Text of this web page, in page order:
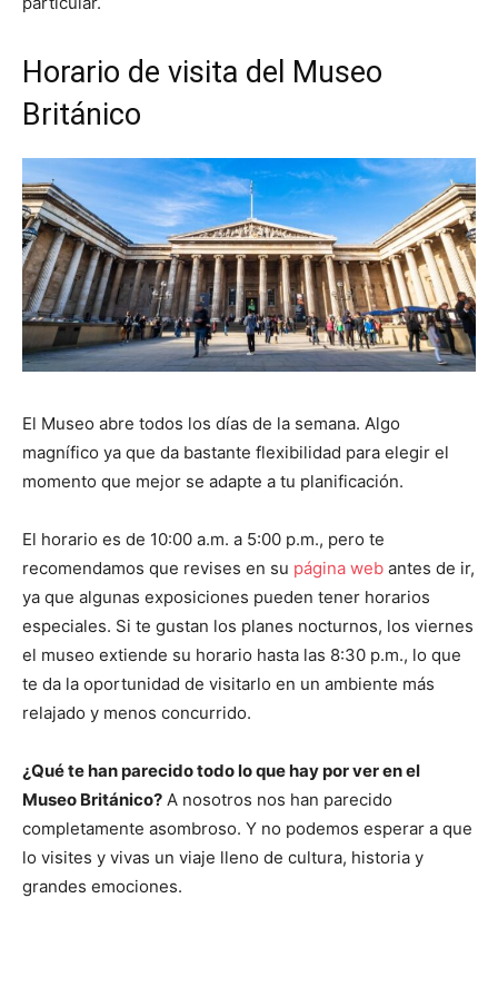
Horario de visita del Museo
Británico
El Museo abre todos los días de la semana. Algo
magnífico ya que da bastante flexibilidad para elegir el
momento que mejor se adapte a tu planificación.
El horario es de 10:00 a.m. a 5:00 p.m., pero te
recomendamos que revises en su página web antes de ir,
ya que algunas exposiciones pueden tener horarios
especiales. Si te gustan los planes nocturnos, los viernes
el museo extiende su horario hasta las 8:30 p.m., lo que
te da la oportunidad de visitarlo en un ambiente más
relajado y menos concurrido.
¿Qué te han parecido todo lo que hay por ver en el
Museo Británico? A nosotros nos han parecido
completamente asombroso. Y no podemos esperar a que
lo visites y vivas un viaje lleno de cultura, historia y
grandes emociones.